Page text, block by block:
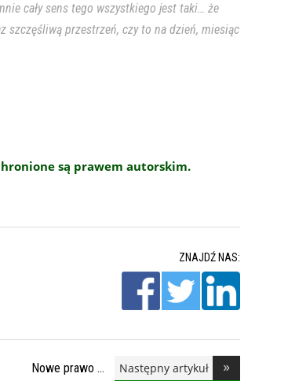
cały sens tego wszystkiego jest taki… że
szczęśliwą przestrzeń, czy to na dzień, miesiąc
są prawem autorskim.
ZNAJDŹ NAS:
Nowe prawo
Następny artykuł